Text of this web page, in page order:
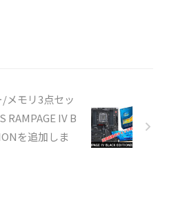
メモリ3点セッ
RAMPAGE IV B
を追加しま